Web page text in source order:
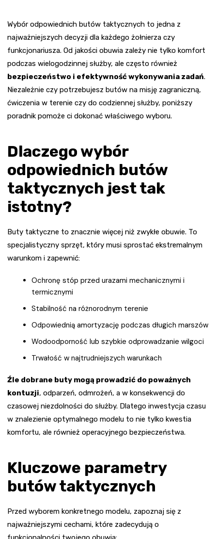
Wybór odpowiednich butów taktycznych to jedna z
najważniejszych decyzji dla każdego żołnierza czy
funkcjonariusza. Od jakości obuwia zależy nie tylko komfort
podczas wielogodzinnej służby, ale często również
bezpieczeństwo i efektywność wykonywania zadań.
Niezależnie czy potrzebujesz butów na misję zagraniczną,
ćwiczenia w terenie czy do codziennej służby, poniższy
poradnik pomoże ci dokonać właściwego wyboru.
Dlaczego wybór
odpowiednich butów
taktycznych jest tak
istotny?
Buty taktyczne to znacznie więcej niż zwykłe obuwie. To
specjalistyczny sprzęt, który musi sprostać ekstremalnym
warunkom i zapewnić:
Ochronę stóp przed urazami mechanicznymi i
termicznymi
Stabilność na różnorodnym terenie
Odpowiednią amortyzację podczas długich marszów
Wodoodporność lub szybkie odprowadzanie wilgoci
Trwałość w najtrudniejszych warunkach
Źle dobrane buty mogą prowadzić do poważnych
kontuzji, odparzeń, odmrożeń, a w konsekwencji do
czasowej niezdolności do służby. Dlatego inwestycja czasu
w znalezienie optymalnego modelu to nie tylko kwestia
komfortu, ale również operacyjnego bezpieczeństwa.
Kluczowe parametry
butów taktycznych
Przed wyborem konkretnego modelu, zapoznaj się z
najważniejszymi cechami, które zadecydują o